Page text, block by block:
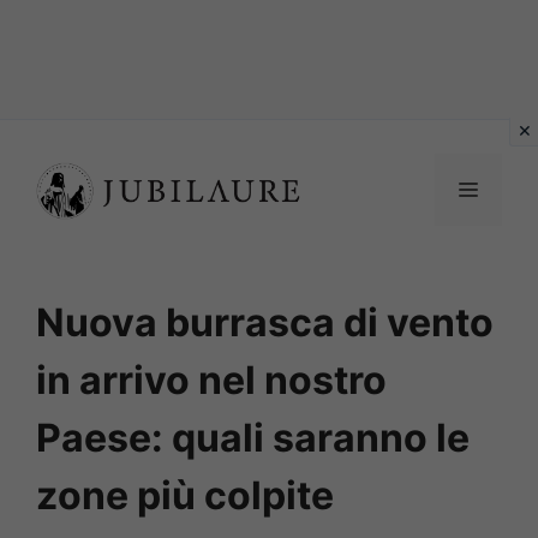
contenuto
MENU
Nuova burrasca di vento
in arrivo nel nostro
Paese: quali saranno le
zone più colpite